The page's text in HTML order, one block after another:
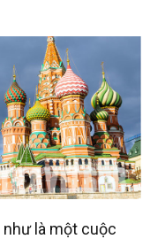
như là một cuộc